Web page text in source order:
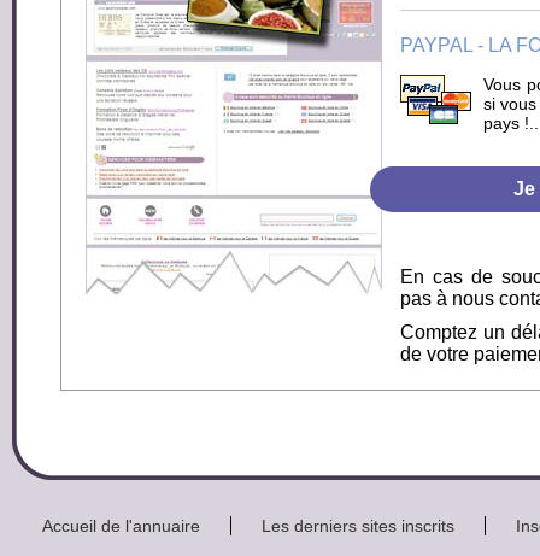
PAYPAL - LA
Vous
si
pays
En cas de
pas à nous
Comptez un
de votre
Accueil de l'annuaire Les derniers sites inscrits